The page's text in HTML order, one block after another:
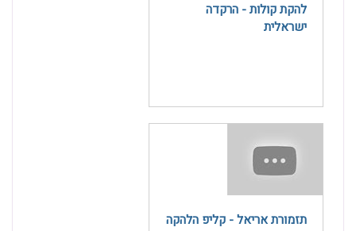
להקת קולות - הרקדה
ישראלית
תזמורת אריאל - קליפ הלהקה